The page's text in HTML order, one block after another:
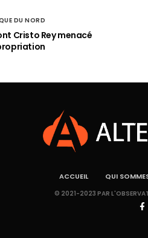
DU NORD
Cristo Rey menacé
ACCUEIL QUI
© 2021-2023 PAR